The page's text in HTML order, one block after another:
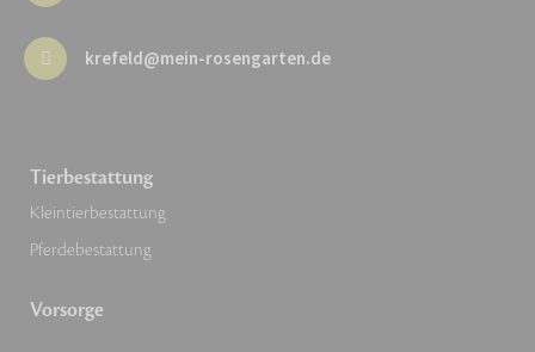
krefeld@mein-rosengarten.de
Tierbestattung
Kleintierbestattung
Pferdebestattung
Vorsorge